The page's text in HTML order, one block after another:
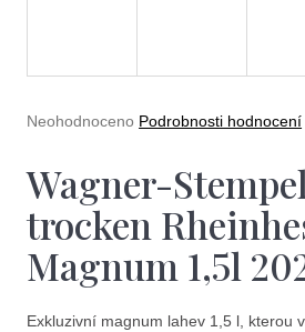
Průměrné
je
0,0
z
5
hvězdiček.
Neohodnoceno Podrobnosti hodnocení
Wagner-
trocken
Magnum 1,5l
Exkluzivní magnum lahev 1,5 l, kterou
e
n
j
í
t
?